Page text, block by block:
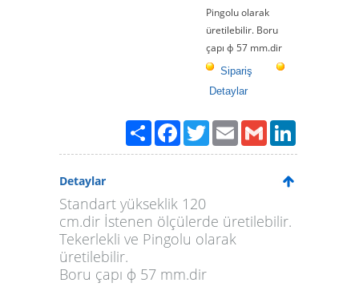
Pingolu olarak
üretilebilir. Boru
çapı ф 57 mm.dir
Sipariş
Detaylar
PaylaşFacebook
TwitterEmailGmail
Detaylar
Standart yükseklik 120
cm.dir İstenen ölçülerde üretilebilir.
Tekerlekli ve Pingolu olarak
üretilebilir.
Boru çapı ф 57 mm.dir